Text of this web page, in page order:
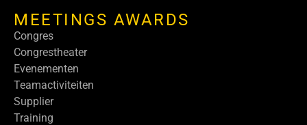
MEETINGS AWARDS
Congres
Congrestheater
Evenementen
Teamactiviteiten
Supplier
Training